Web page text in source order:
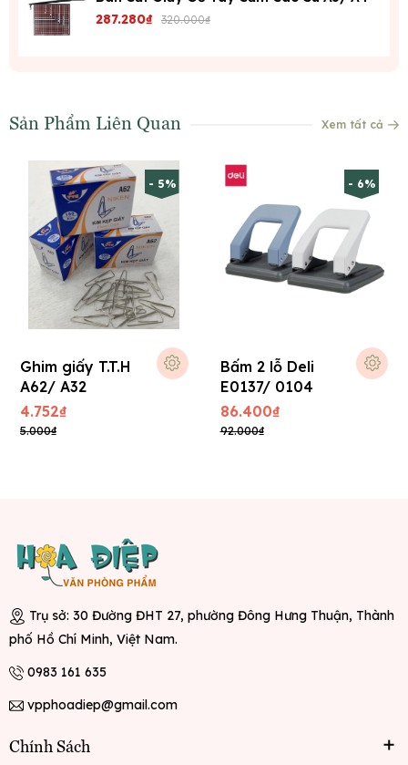
287.280₫ 320.000₫
Sản Phẩm Liên Quan Xem tất cả
- 5%
Ghim giấy T.T.H
A62/ A32
4.752₫
5.000₫
- 6%
Bấm 2 lỗ Deli
E0137/ 0104
86.400₫
92.000₫
Trụ sở: 30 Đường ĐHT 27, phường Đông Hưng Thuận, Thành
phố Hồ Chí Minh, Việt Nam.
0983 161 635
vpphoadiep@gmail.com
Chính Sách